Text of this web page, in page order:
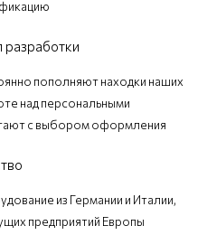
разработки
пополняют находки наших
над персональными
с выбором оформления
из Германии и Италии,
предприятий Европы